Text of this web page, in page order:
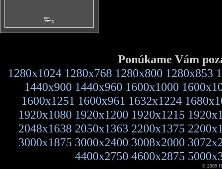
x
Ponúkame Vám
1280x1024 1280x768 1280x800 1280x853
1440x900 1440x960 1600x1000
1600x1251 1600x961 1632x1224
1920x1080 1920x1200 1920x1215
2048x1638 2050x1363 2200x1375
3000x1875 3000x2400 3008x2000
4400x2750 4600x2875
© 2009